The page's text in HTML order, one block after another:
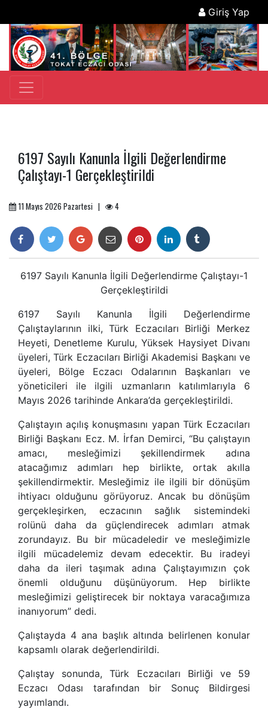
Giriş Yap
6197 Sayılı Kanunla İlgili Değerlendirme
Çalıştayı-1 Gerçekleştirildi
11 Mayıs 2026 Pazartesi | 4
6197 Sayılı Kanunla İlgili Değerlendirme Çalıştayı-1
Gerçekleştirildi
6197 Sayılı Kanunla İlgili Değerlendirme
Çalıştaylarının ilki, Türk Eczacıları Birliği Merkez
Heyeti, Denetleme Kurulu, Yüksek Haysiyet Divanı
üyeleri, Türk Eczacıları Birliği Akademisi Başkanı ve
üyeleri, Bölge Eczacı Odalarının Başkanları ve
yöneticileri ile ilgili uzmanların katılımlarıyla 6
Mayıs 2026 tarihinde Ankara’da gerçekleştirildi.
Çalıştayın açılış konuşmasını yapan Türk Eczacıları
Birliği Başkanı Ecz. M. İrfan Demirci, “Bu çalıştayın
amacı, mesleğimizi şekillendirmek adına
atacağımız adımları hep birlikte, ortak akılla
şekillendirmektir. Mesleğimiz ile ilgili bir dönüşüm
ihtiyacı olduğunu görüyoruz. Ancak bu dönüşüm
gerçekleşirken, eczacının sağlık sistemindeki
rolünü daha da güçlendirecek adımları atmak
zorundayız. Bu bir mücadeledir ve mesleğimizle
ilgili mücadelemiz devam edecektir. Bu iradeyi
daha da ileri taşımak adına Çalıştayımızın çok
önemli olduğunu düşünüyorum. Hep birlikte
mesleğimizi geliştirecek bir noktaya varacağımıza
inanıyorum” dedi.
Çalıştayda 4 ana başlık altında belirlenen konular
kapsamlı olarak değerlendirildi.
Çalıştay sonunda, Türk Eczacıları Birliği ve 59
Eczacı Odası tarafından bir Sonuç Bildirgesi
yayımlandı.